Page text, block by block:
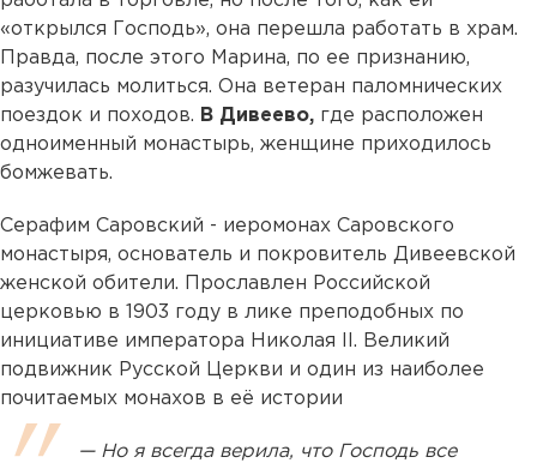
«открылся Господь», она перешла работать в храм.
Правда, после этого Марина, по ее признанию,
разучилась молиться. Она ветеран паломнических
поездок и походов. В Дивеево, где расположен
одноименный монастырь, женщине приходилось
бомжевать.
Серафим Саровский - иеромонах Саровского
монастыря, основатель и покровитель Дивеевской
женской обители. Прославлен Российской
церковью в 1903 году в лике преподобных по
инициативе императора Николая II. Великий
подвижник Русской Церкви и один из наиболее
почитаемых монахов в её истории
— Но я всегда верила, что Господь все